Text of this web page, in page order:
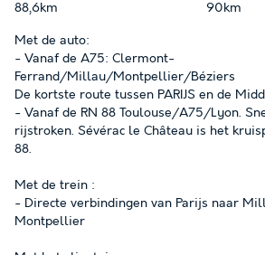
88,6km
90km
Met de auto:
- Vanaf de A75: Clermont-
Ferrand/Millau/Montpellier/Béziers
De kortste route tussen PARIJS en de
- Vanaf de RN 88 Toulouse/A75/Lyon.
rijstroken. Sévérac le Château is het
88.
Met de trein :
- Directe verbindingen van Parijs naar
Montpellier